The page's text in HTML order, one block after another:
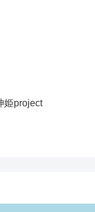
姫project